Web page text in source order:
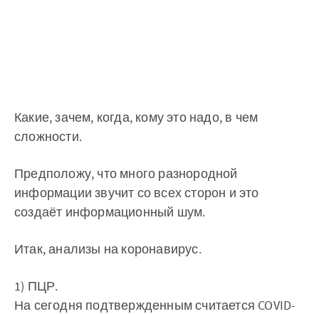
Какие, зачем, когда, кому это надо, в чем
сложности.
Предположу, что много разнородной
информации звучит со всех сторон и это
создаёт информационный шум.
Итак, анализы на коронавирус.
1) ПЦР.
На сегодня подтвержденным считается COVID-